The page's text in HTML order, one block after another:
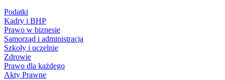
Podatki
Kadry i BHP
Prawo w biznesie
Samorząd i administracja
Szkoły i uczelnie
Zdrowie
Prawo dla każdego
Akty Prawne